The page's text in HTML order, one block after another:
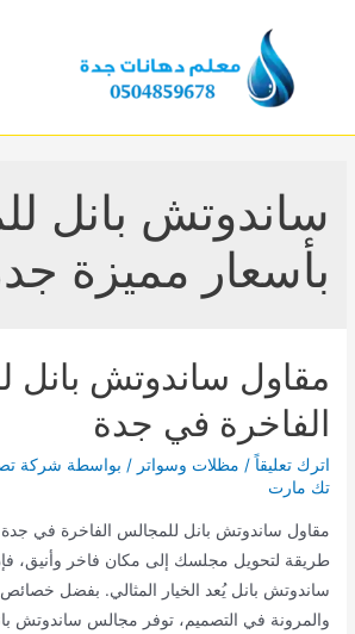
ساندوتش بانل
بأسعار مميزة
مقاول ساندوتش بانل
الفاخرة في جدة
اترك تعليقاً / مظلات وسواتر / بواسطة شركة
تك مارت
مقاول ساندوتش بانل للمجالس الفاخرة في
طريقة لتحويل مجلسك إلى مكان فاخر وأنيق،
ساندوتش بانل يُعد الخيار المثالي. بفضل خصائص
والمرونة في التصميم، توفر مجالس ساندوتش
القائمة
القائمة
القائمة
القائمة
القائمة